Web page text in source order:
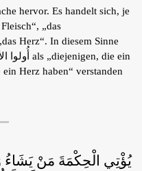
hervor. Es handelt sich, je
„das
Herz“. In diesem Sinne
Herz haben“ verstanden
يُؤْتِي الْحِكْمَةَ مَنْ